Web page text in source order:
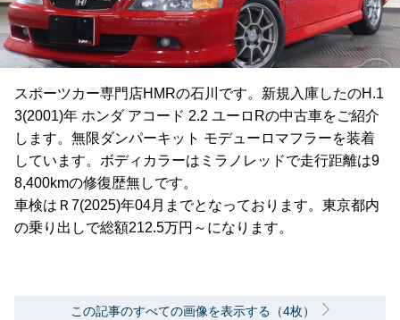
スポーツカー専門店HMRの石川です。新規入庫したのH.1
3(2001)年 ホンダ アコード 2.2 ユーロRの中古車をご紹介
します。無限ダンパーキット モデューロマフラーを装着
しています。ボディカラーはミラノレッドで走行距離は9
8,400kmの修復歴無しです。
車検はＲ7(2025)年04月までとなっております。東京都内
の乗り出しで総額212.5万円～になります。
この記事のすべての画像を表示する（4枚）